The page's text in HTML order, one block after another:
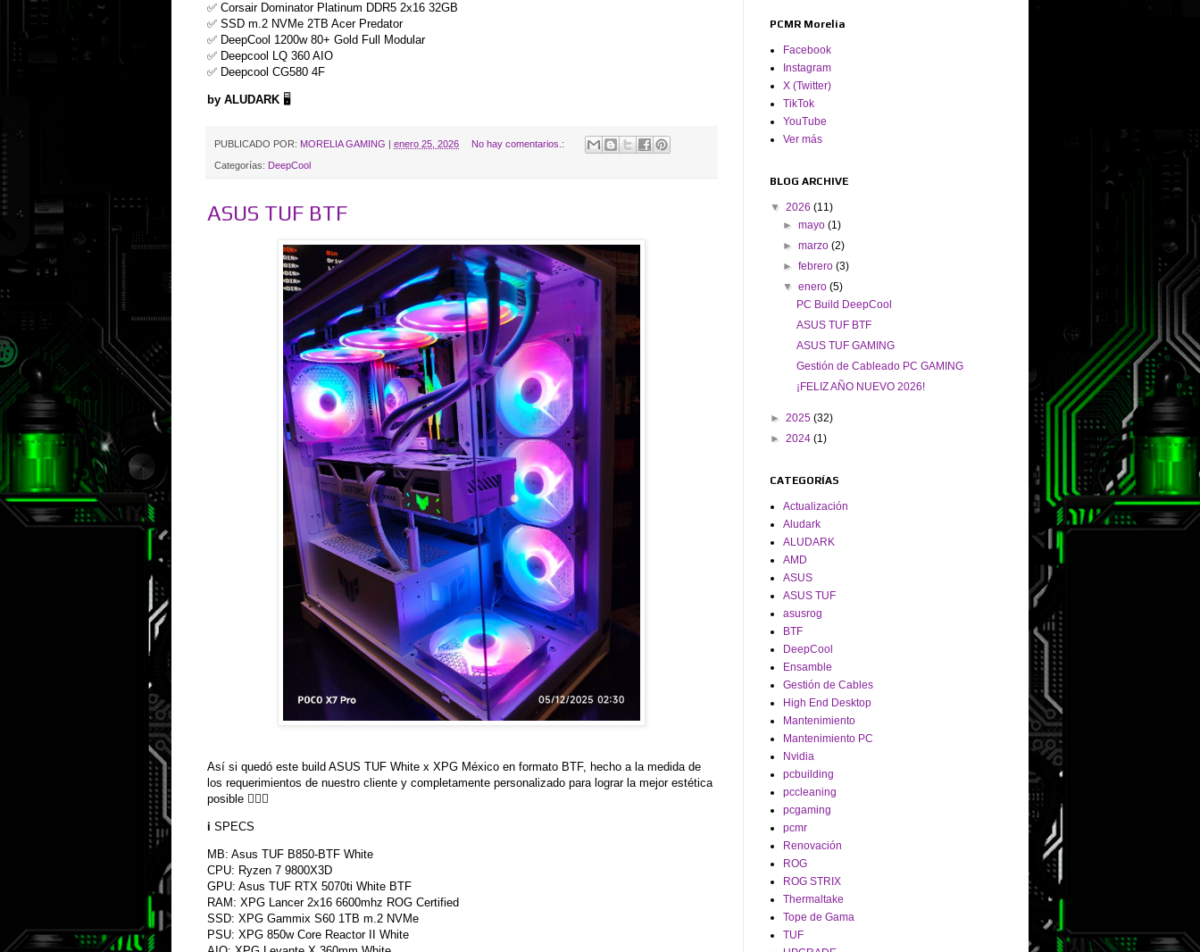
✅ Corsair Dominator Platinum DDR5 2x16 32GB
✅ SSD m.2 NVMe 2TB Acer Predator
✅ DeepCool 1200w 80+ Gold Full Modular
✅ Deepcool LQ 360 AIO
✅ Deepcool CG580 4F
by ALUDARK 🖥️
PUBLICADO POR: MORELIA GAMING | enero 25, 2026 No hay comentarios.:
Categorías: DeepCool
ASUS TUF BTF
Así si quedó este build ASUS TUF White x XPG México en formato BTF, hecho a la medida de
los requerimientos de nuestro cliente y completamente personalizado para lograr la mejor estética
posible 👌🏼✨
ℹ️ SPECS
MB: Asus TUF B850-BTF White
CPU: Ryzen 7 9800X3D
GPU: Asus TUF RTX 5070ti White BTF
RAM: XPG Lancer 2x16 6600mhz ROG Certified
SSD: XPG Gammix S60 1TB m.2 NVMe
PSU: XPG 850w Core Reactor II White
PCMR Morelia
Facebook
Instagram
X (Twitter)
TikTok
YouTube
Ver más
BLOG ARCHIVE
▼ 2026 (11)
►mayo(1)
►marzo(2)
►febrero(3)
▼enero(5)
PC Build DeepCool
ASUS TUF BTF
ASUS TUF GAMING
Gestión de Cableado PC GAMING
¡FELIZ AÑO NUEVO 2026!
► 2025 (32)
► 2024 (1)
CATEGORÍAS
Actualización
Aludark
ALUDARK
AMD
ASUS
ASUS TUF
asusrog
BTF
DeepCool
Ensamble
Gestión de Cables
High End Desktop
Mantenimiento
Mantenimiento PC
Nvidia
pcbuilding
pccleaning
pcgaming
pcmr
Renovación
ROG
ROG STRIX
Thermaltake
Tope de Gama
TUF